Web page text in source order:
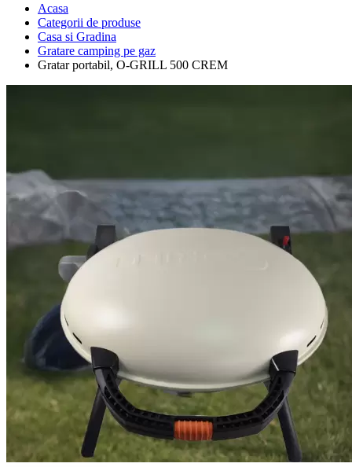
Acasa
Categorii de produse
Casa si Gradina
Gratare camping pe gaz
Gratar portabil, O-GRILL 500 CREM